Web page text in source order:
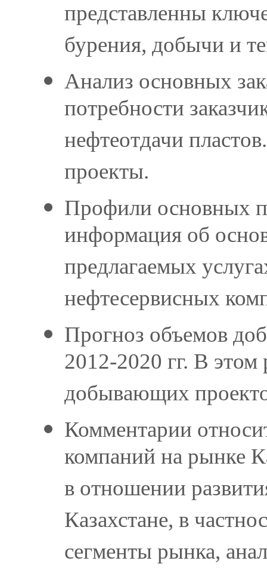
представленны
бурения, добычи и
Анализ основных
потребности
нефтеотдачи
проекты.
Профили основных
информация об
предлагаемых
нефтесервисных
Прогноз объемов
2012-2020 гг. В
добывающих
Комментарии
компаний на рынке
в отношении
Казахстане, в
сегменты рынка,